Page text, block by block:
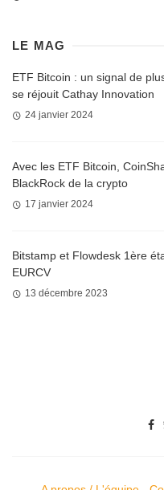
LE MAG
ETF Bitcoin : un signal de
se réjouit Cathay Innovation
24 janvier 2024
Avec les ETF Bitcoin,
BlackRock de la crypto
17 janvier 2024
Bitstamp et Flowdesk 1ère
EURCV
13 décembre 2023